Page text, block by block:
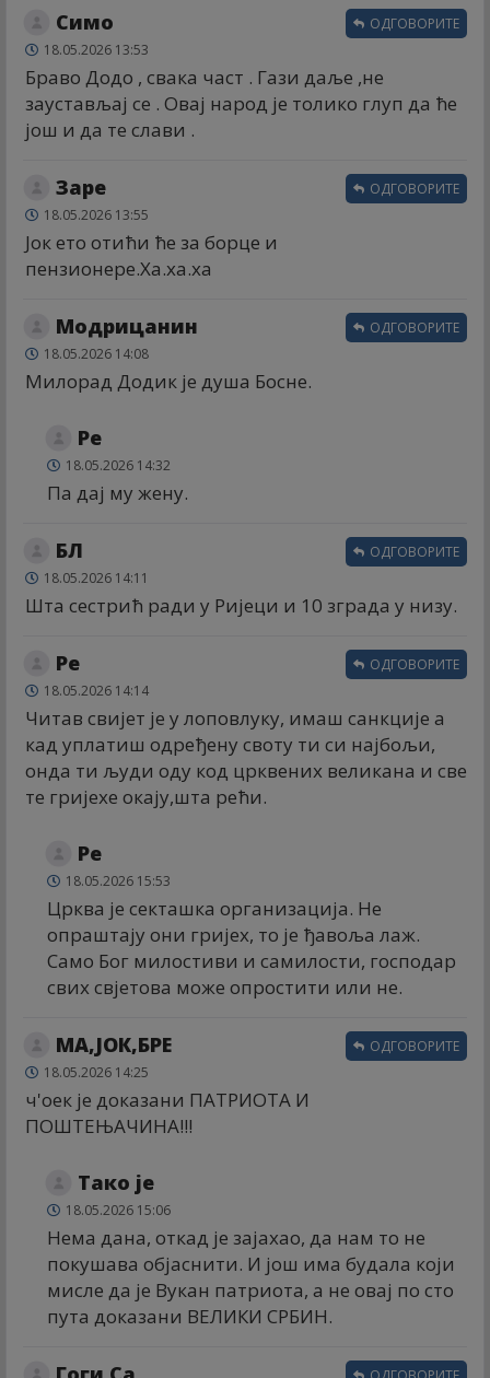
Симо
18.05.2026 13:53
Браво Додо , свака част . Гази даље ,не
заустављај се . Овај народ је толико глуп да ће
још и да те слави .
ОДГОВОРИТЕ
Заре
18.05.2026 13:55
Јок ето отићи ће за борце и
пензионере.Ха.ха.ха
ОДГОВОРИТЕ
Модрицанин
18.05.2026 14:08
Милорад Додик је душа Босне.
ОДГОВОРИТЕ
Ре
18.05.2026 14:32
Па дај му жену.
БЛ
18.05.2026 14:11
Шта сестрић ради у Ријеци и 10 зграда у низу.
ОДГОВОРИТЕ
Ре
18.05.2026 14:14
Читав свијет је у лоповлуку, имаш санкције а
кад уплатиш одређену своту ти си најбољи,
онда ти људи оду код црквених великана и све
те гријехе окају,шта рећи.
ОДГОВОРИТЕ
Ре
18.05.2026 15:53
Црква је секташка организација. Не
опраштају они гријех, то је ђавоља лаж.
Само Бог милостиви и самилости, господар
свих свјетова може опростити или не.
МА,ЈОК,БРЕ
18.05.2026 14:25
ч'оек је доказани ПАТРИОТА И
ПОШТЕЊАЧИНА!!!
ОДГОВОРИТЕ
Тако је
18.05.2026 15:06
Нема дана, откад је зајахао, да нам то не
покушава објаснити. И још има будала који
мисле да је Вукан патриота, а не овај по сто
пута доказани ВЕЛИКИ СРБИН.